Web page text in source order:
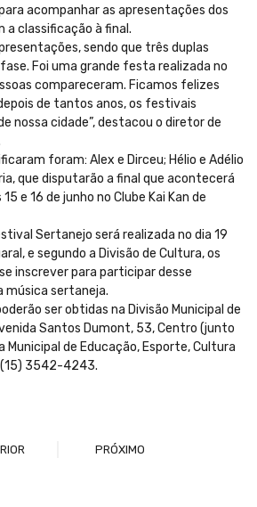
acompanhar as apresentações dos
classificação à final.
sendo que três duplas
Foi uma grande festa realizada no
compareceram. Ficamos felizes
de tantos anos, os festivais
nossa cidade”, destacou o diretor de
foram: Alex e Dirceu; Hélio e Adélio
que disputarão a final que acontecerá
e 16 de junho no Clube Kai Kan de
Sertanejo será realizada no dia 19
e segundo a Divisão de Cultura, os
inscrever para participar desse
sertaneja.
ser obtidas na Divisão Municipal de
Santos Dumont, 53, Centro (junto
Municipal de Educação, Esporte, Cultura
3542-4243.
PRÓXIMO